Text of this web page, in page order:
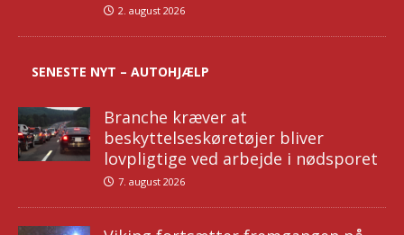
2. august 2026
SENESTE NYT – AUTOHJÆLP
Branche kræver at
beskyttelseskøretøjer bliver
lovpligtige ved arbejde i nødsporet
7. august 2026